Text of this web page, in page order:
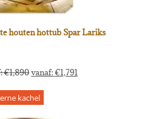
houten hottub Spar Lariks
€1,890vanaf:€1,791
kachel